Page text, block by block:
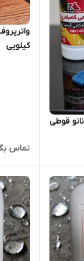
خمیر بندکشی- آب بند نانو قوطی
کیلویی
تماس